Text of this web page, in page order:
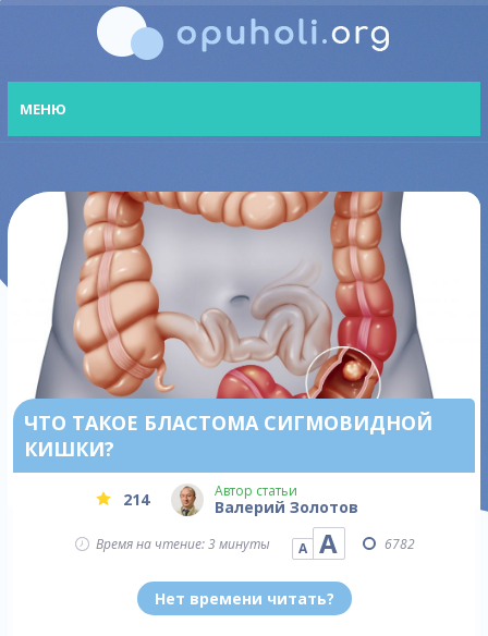
МЕНЮ
ЧТО ТАКОЕ БЛАСТОМА СИГМОВИДНОЙ
КИШКИ?
214 Автор статьи
Валерий Золотов
Время на чтение: 3 минуты А А 6782
Нет времени читать?